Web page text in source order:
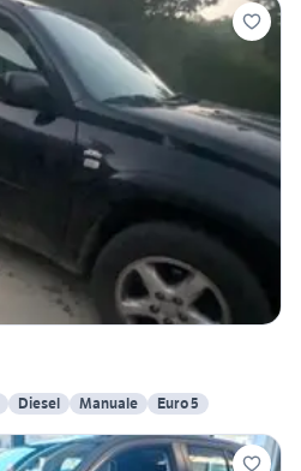
Diesel Manuale Euro 5